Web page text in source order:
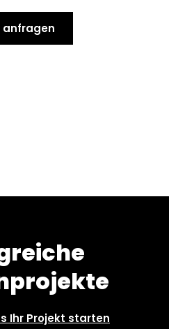
anfragen
Ihr Projekt starten